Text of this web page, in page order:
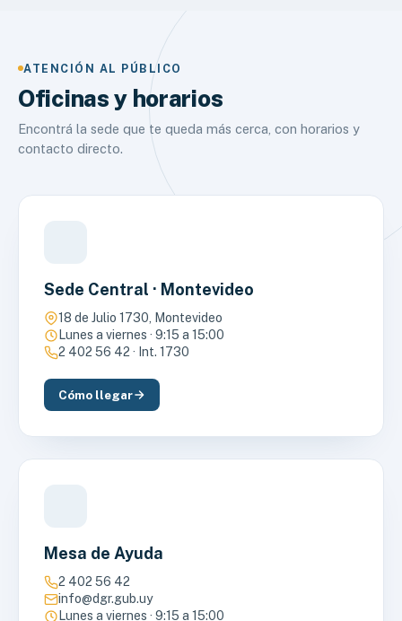
ATENCIÓN AL PÚBLICO
Oficinas y horarios
Encontrá la sede que te queda más cerca, con horarios y
contacto directo.
Sede Central · Montevideo
18 de Julio 1730, Montevideo
Lunes a viernes · 9:15 a 15:00
2 402 56 42 · Int. 1730
Cómo llegar
Mesa de Ayuda
2 402 56 42
info@dgr.gub.uy
Lunes a viernes · 9:15 a 15:00